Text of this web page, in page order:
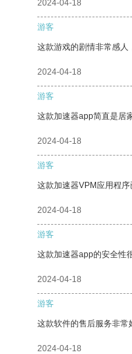
2024-04-18
游客
这款游戏的剧情非常感人
2024-04-18
游客
这款加速器app简直是居
2024-04-18
游客
这款加速器VPM应用程序
2024-04-18
游客
这款加速器app的安全性
2024-04-18
游客
这款软件的售后服务非常
2024-04-18